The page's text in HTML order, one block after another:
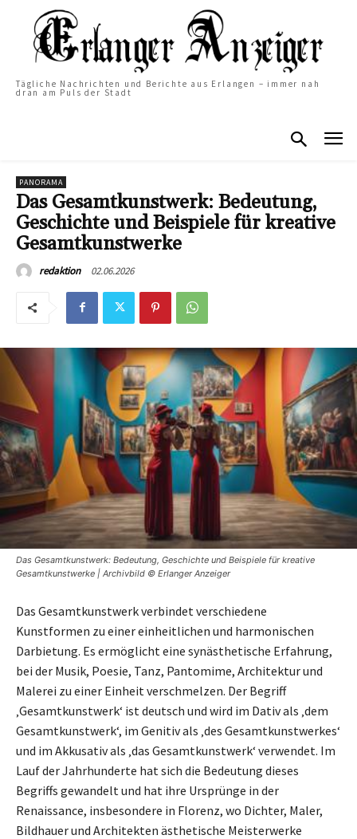
Tägliche Nachrichten und Berichte aus Erlangen – immer nah
dran am Puls der Stadt
PANORAMA
Das Gesamtkunstwerk: Bedeutung,
Geschichte und Beispiele für kreative
Gesamtkunstwerke
redaktion 02.06.2026
Das Gesamtkunstwerk: Bedeutung, Geschichte und Beispiele für kreative
Gesamtkunstwerke | Archivbild © Erlanger Anzeiger
Das Gesamtkunstwerk verbindet verschiedene
Kunstformen zu einer einheitlichen und harmonischen
Darbietung. Es ermöglicht eine synästhetische Erfahrung,
bei der Musik, Poesie, Tanz, Pantomime, Architektur und
Malerei zu einer Einheit verschmelzen. Der Begriff
‚Gesamtkunstwerk‘ ist deutsch und wird im Dativ als ‚dem
Gesamtkunstwerk‘, im Genitiv als ‚des Gesamtkunstwerkes‘
und im Akkusativ als ‚das Gesamtkunstwerk‘ verwendet. Im
Lauf der Jahrhunderte hat sich die Bedeutung dieses
Begriffs gewandelt und hat ihre Ursprünge in der
Renaissance, insbesondere in Florenz, wo Dichter, Maler,
Bildhauer und Architekten ästhetische Meisterwerke